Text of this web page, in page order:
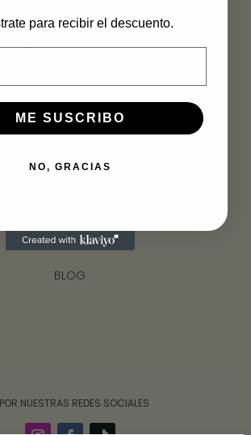
DE ESPAÑA, 10 21003 HUELVA
959231492 – 625702928
INFORMACIÓN
POLÍTICA DEVOLUCIÓN
BLOG
NUESTRAS REDES SOCIALES
para recibir el descuento.
ME SUSCRIBO
NO, GRACIAS